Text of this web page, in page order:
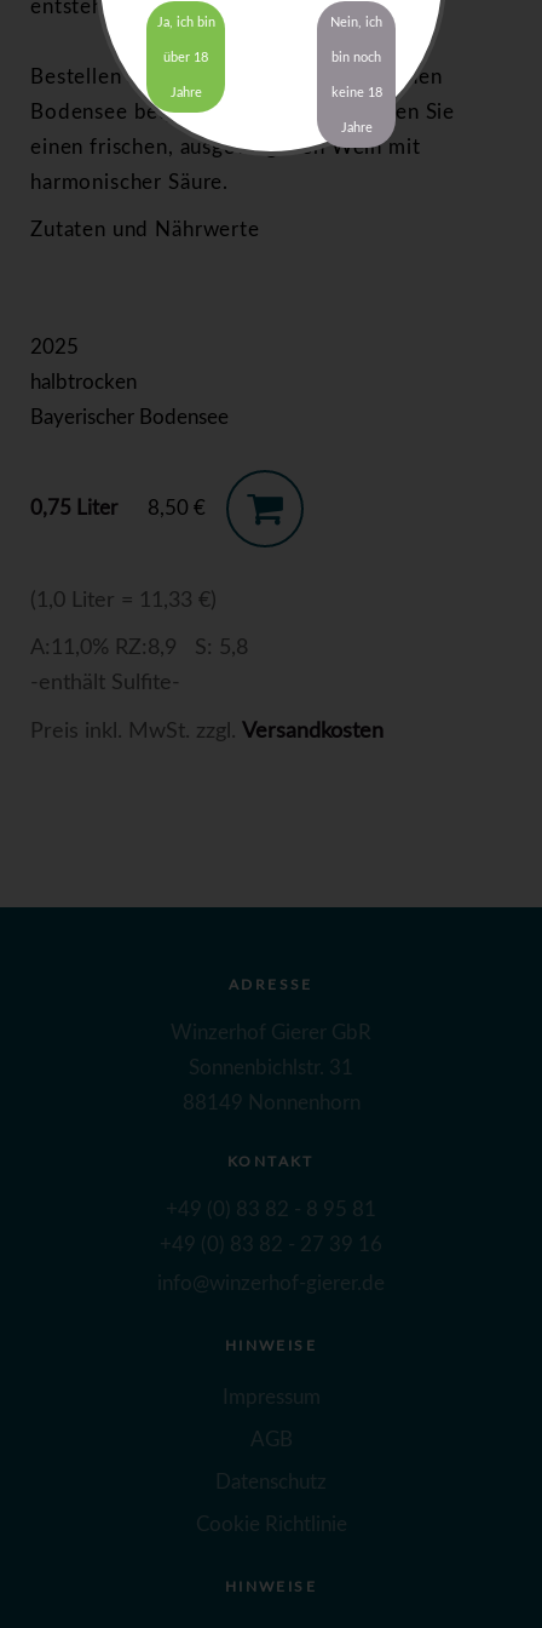
entsteht.
Bestellen Sie en Rotling vom Bayerischen
Bodensee bequem online und genießen Sie
einen frischen, ausgewogenen Wein mit
harmonischer Säure.
Zutaten und Nährwerte
2025
halbtrocken
Bayerischer Bodensee
0,75 Liter 8,50 €
(1,0 Liter = 11,33 €)
A:11,0% RZ:8,9 S: 5,8
-enthält Sulfite-
Preis inkl. MwSt. zzgl. Versandkosten
ADRESSE
Winzerhof Gierer GbR
Sonnenbichlstr. 31
88149 Nonnenhorn
KONTAKT
+49 (0) 83 82 - 8 95 81
+49 (0) 83 82 - 27 39 16
info@winzerhof-gierer.de
HINWEISE
Impressum
AGB
Datenschutz
Cookie Richtlinie
HINWEISE
Ja, ich bin
über 18
Jahre
Nein, ich
bin noch
keine 18
Jahre